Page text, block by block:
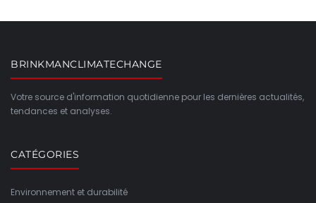
BRINKMANCLIMATECHANGE
Votre source d'information quotidienne pour les dernières actualités,
tendances et analyses.
CATÉGORIES
Environnement et durabilité